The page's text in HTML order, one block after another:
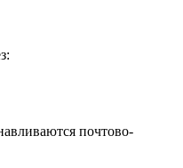
почтово-